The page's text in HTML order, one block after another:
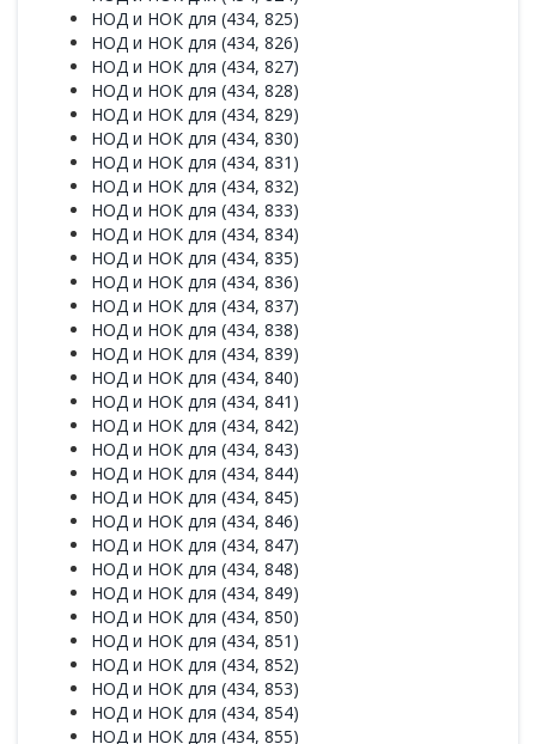
НОД и НОК для (434, 825)
НОД и НОК для (434, 826)
НОД и НОК для (434, 827)
НОД и НОК для (434, 828)
НОД и НОК для (434, 829)
НОД и НОК для (434, 830)
НОД и НОК для (434, 831)
НОД и НОК для (434, 832)
НОД и НОК для (434, 833)
НОД и НОК для (434, 834)
НОД и НОК для (434, 835)
НОД и НОК для (434, 836)
НОД и НОК для (434, 837)
НОД и НОК для (434, 838)
НОД и НОК для (434, 839)
НОД и НОК для (434, 840)
НОД и НОК для (434, 841)
НОД и НОК для (434, 842)
НОД и НОК для (434, 843)
НОД и НОК для (434, 844)
НОД и НОК для (434, 845)
НОД и НОК для (434, 846)
НОД и НОК для (434, 847)
НОД и НОК для (434, 848)
НОД и НОК для (434, 849)
НОД и НОК для (434, 850)
НОД и НОК для (434, 851)
НОД и НОК для (434, 852)
НОД и НОК для (434, 853)
НОД и НОК для (434, 854)
НОД и НОК для (434, 855)